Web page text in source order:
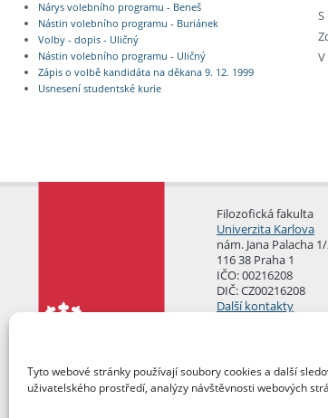
Tyto webové stránky používají soubory cookies a další
uživatelského prostředí, analýzy návštěvnosti webových
Nárys volebního programu - Beneš
Nástin volebního programu - Buriánek
Volby - dopis - Uličný
Nástin volebního programu - Uličný
Zápis o volbě kandidáta na děkana 9. 12. 1999
Usnesení studentské kurie
Filozofická fakulta
Univerzita Karlova
nám. Jana Palacha
116 38 Praha 1
IČO: 00216208
DIČ: CZ00216208
Další kontakty